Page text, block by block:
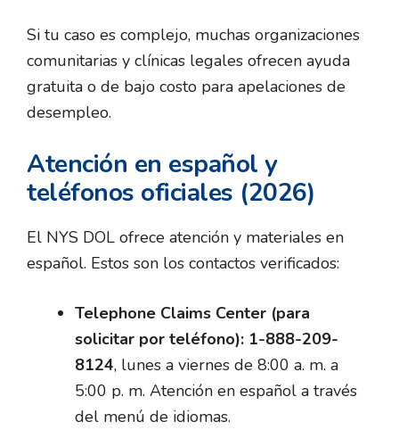
Si tu caso es complejo, muchas organizaciones
comunitarias y clínicas legales ofrecen ayuda
gratuita o de bajo costo para apelaciones de
desempleo.
Atención en español y
teléfonos oficiales (2026)
El NYS DOL ofrece atención y materiales en
español. Estos son los contactos verificados:
Telephone Claims Center (para
solicitar por teléfono): 1-888-209-
8124, lunes a viernes de 8:00 a. m. a
5:00 p. m. Atención en español a través
del menú de idiomas.